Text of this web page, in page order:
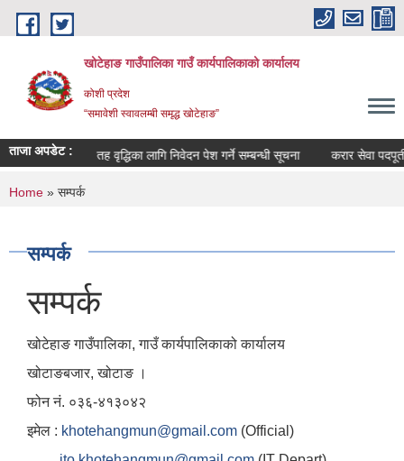
Skip to main content
खोटेहाङ गाउँपालिका गाउँ कार्यपालिकाको कार्यालय
कोशी प्रदेश
“समावेशी स्वावलम्बी समृद्ध खोटेहाङ”
ताजा अपडेट :
सूचना । तह वृद्धिका लागि निवेदन पेश गर्ने सम्बन्धी सूचना करार सेवा पदपूर्ती
You are here
Home » सम्पर्क
सम्पर्क
सम्पर्क
खोटेहाङ गाउँपालिका, गाउँ कार्यपालिकाको कार्यालय
खोटाङबजार, खोटाङ ।
फोन नं. ०३६-४१३०४२
इमेल : khotehangmun@gmail.com (Official)